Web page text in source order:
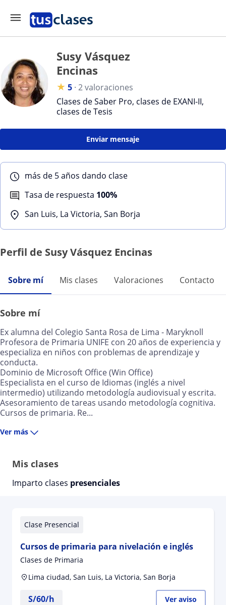
Susy Vásquez
Encinas
★ 5 · 2 valoraciones
Clases de Saber Pro, clases de EXANI-II,
clases de Tesis
Enviar mensaje
más de 5 años dando clase
Tasa de respuesta 100%
San Luis, La Victoria, San Borja
Perfil de Susy Vásquez Encinas
Sobre mí Mis clases Valoraciones Contacto
Sobre mí
Ex alumna del Colegio Santa Rosa de Lima - Maryknoll
Profesora de Primaria UNIFE con 20 años de experiencia y
especializa en niños con problemas de aprendizaje y
conducta.
Dominio de Microsoft Office (Win Office)
Especialista en el curso de Idiomas (inglés a nivel
intermedio) utilizando metodología audiovisual y escrita.
Asesoramiento de tareas usando metodología cognitiva.
Cursos de primaria. Re...
Ver más
Mis clases
Imparto clases presenciales
Clase Presencial
Cursos de primaria para nivelación e inglés
Clases de Primaria
Lima ciudad, San Luis, La Victoria, San Borja
S/60/h Ver aviso